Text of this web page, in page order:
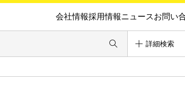
会社情報採用情報ニュースお問い
詳細検索